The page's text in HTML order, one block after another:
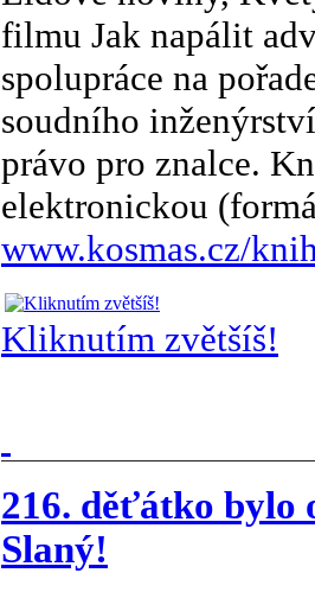
filmu Jak napálit
spolupráce na
soudního
právo pro znalce.
elektronickou
www.kosmas.cz/
Kliknutím zvětšíš!
216. děťátko bylo
Slaný!